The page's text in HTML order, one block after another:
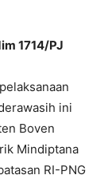
1714/PJ
ini
Boven
Mindiptana
RI-PNG